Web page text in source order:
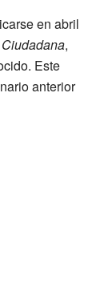
en abril
,
Este
anterior